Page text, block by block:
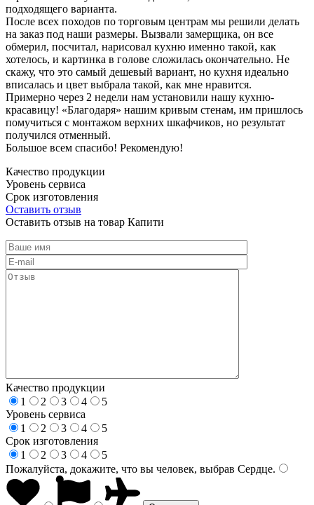
подходящего варианта.
После всех походов по торговым центрам мы решили делать
на заказ под наши размеры. Вызвали замерщика, он все
обмерил, посчитал, нарисовал кухню именно такой, как
хотелось, и картинка в голове сложилась окончательно. Не
скажу, что это самый дешевый вариант, но кухня идеально
вписалась и цвет выбрала такой, как мне нравится.
Примерно через 2 недели нам установили нашу кухню-
красавицу! «Благодаря» нашим кривым стенам, им пришлось
помучиться с монтажом верхних шкафчиков, но результат
получился отменный.
Большое всем спасибо! Рекомендую!
Качество продукции
Уровень сервиса
Срок изготовления
Оставить отзыв
Оставить отзыв на товар Капити
Качество продукции
1
2 3 4
5
Уровень сервиса
1
2 3 4
5
Срок изготовления
1
2 3 4
5
Пожалуйста, докажите, что вы человек, выбрав Сердце.